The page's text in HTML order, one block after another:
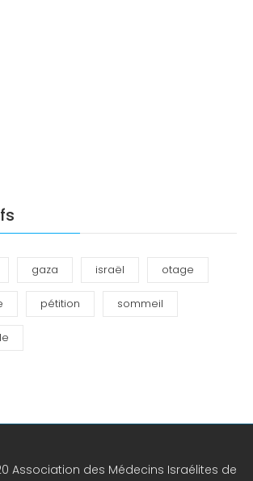
gaza israël otage
pétition sommeil
Association des Médecins Israélites de